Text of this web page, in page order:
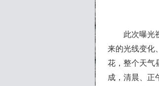
此次曝光视
来的光线变化
花，整个天气
成，清晨、正